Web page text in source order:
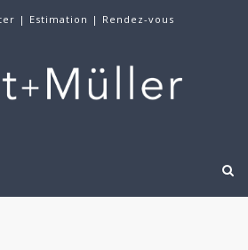
| Estimation | Rendez-vous